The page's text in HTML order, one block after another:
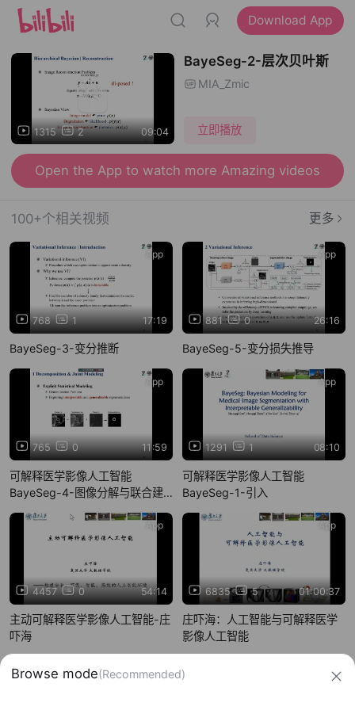
Download App
1315 2 09:04
BayeSeg-2-层次贝叶斯
MIA_Zmic
立即播放
Open the App to watch more Amazing videos
100+个相关视频 更多
768 1 17:19
App
BayeSeg-3-变分推断
881 0 26:16
App
BayeSeg-5-变分损失推导
765 0 11:59
App
可解释医学影像人工智能
BayeSeg-4-图像分解与联合建
1291 1 08:10
App
可解释医学影像人工智能
BayeSeg-1-引入
4457 0 54:14
App
主动可解释医学影像人工智能-庄
吓海
6835 5 01:00:37
App
庄吓海：人工智能与可解释医学
影像人工智能
信息网络传播视听节目许可证：0910417